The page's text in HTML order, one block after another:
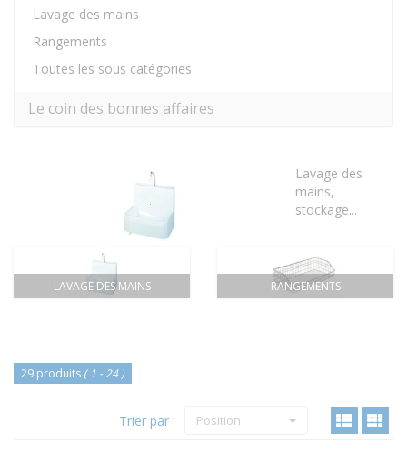
Lavage des mains
Rangements
Toutes les sous catégories
Le coin des bonnes affaires
Lavage des
mains,
stockage...
LAVAGE DES MAINS RANGEMENTS
29 produits ( 1 - 24 )
Trier par : Position